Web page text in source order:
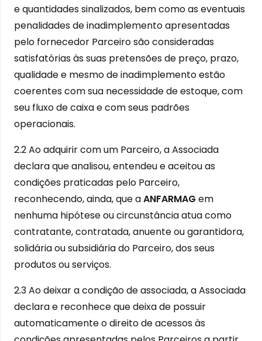
e quantidades sinalizados, bem como as eventuais
penalidades de inadimplemento apresentadas
pelo fornecedor Parceiro são consideradas
satisfatórias às suas pretensões de preço, prazo,
qualidade e mesmo de inadimplemento estão
coerentes com sua necessidade de estoque, com
seu fluxo de caixa e com seus padrões
operacionais.
2.2 Ao adquirir com um Parceiro, a Associada
declara que analisou, entendeu e aceitou as
condições praticadas pelo Parceiro,
reconhecendo, ainda, que aANFARMAG em
nenhuma hipótese ou circunstância atua como
contratante, contratada, anuente ou garantidora,
solidária ou subsidiária do Parceiro, dos seus
produtos ou serviços.
2.3 Ao deixar a condição de associada, a Associada
declara e reconhece que deixa de possuir
automaticamente o direito de acessos às